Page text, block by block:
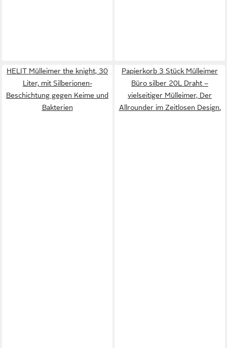
HELIT Mülleimer the knight, 30
Liter, mit Silberionen-
Beschichtung gegen Keime und
Bakterien
Papierkorb 3 Stück Mülleimer
Büro silber 20L Draht –
vielseitiger Mülleimer, Der
Allrounder im Zeitlosen Design.